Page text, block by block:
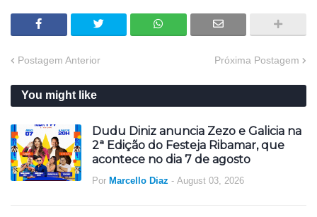
Postagem Anterior Próxima Postagem
You might like
Dudu Diniz anuncia Zezo e Galicia na
2ª Edição do Festeja Ribamar, que
acontece no dia 7 de agosto
Por Marcello Diaz - August 03, 2026